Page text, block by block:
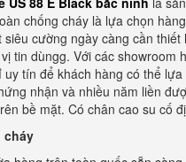
chống cháy là lựa chọn
cường ngày càng cần
tin dùngg. Với các
tín để khách hàng có thể
nhận và nhiều năm liền
bề mặt. Có chân cao su cố
cháy